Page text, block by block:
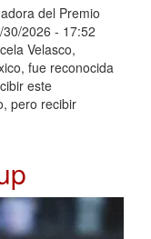
del Premio
2026 - 17:52
Velasco,
fue reconocida
este
pero recibir